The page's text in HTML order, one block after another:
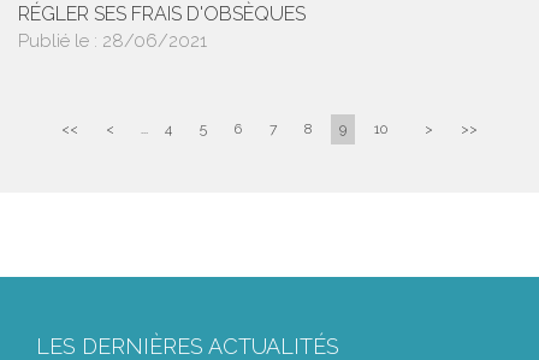
RÉGLER SES FRAIS D'OBSÈQUES
Publié le : 28/06/2021
<< < ... 4 5 6 7 8 9 10 > >>
LES DERNIÈRES ACTUALITÉS